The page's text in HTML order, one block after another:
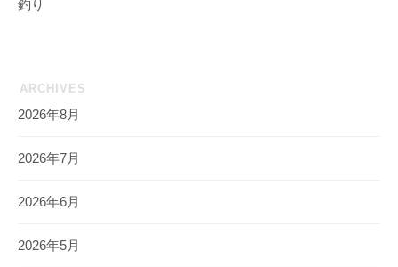
釣り
ARCHIVES
2026年8月
2026年7月
2026年6月
2026年5月